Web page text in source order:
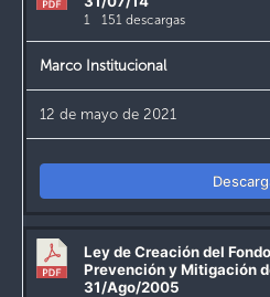
1 151 descargas
Marco Institucional
12 de mayo de 2021
Ley de Creación del
Prevención y Mitigación
31/Ago/2005